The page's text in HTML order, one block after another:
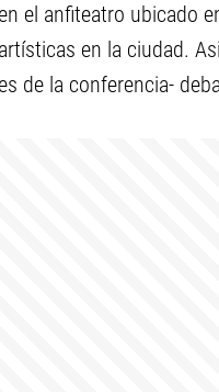
el anfiteatro ubicado
en la ciudad.
de la conferencia-